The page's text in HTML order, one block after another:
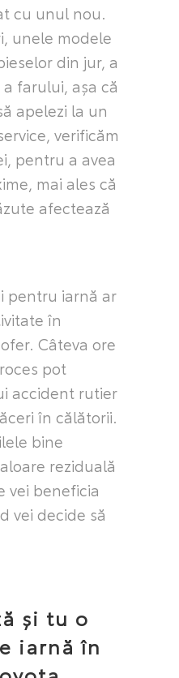
cu unul nou.
unele modele
din jur, a
farului, așa că
apelezi la un
verificăm
pentru a avea
mai ales că
afectează
pentru iarnă ar
în
Câteva ore
pot
accident rutier
în călătorii.
bine
reziduală
vei beneficia
vei decide să
și tu o
iarnă în